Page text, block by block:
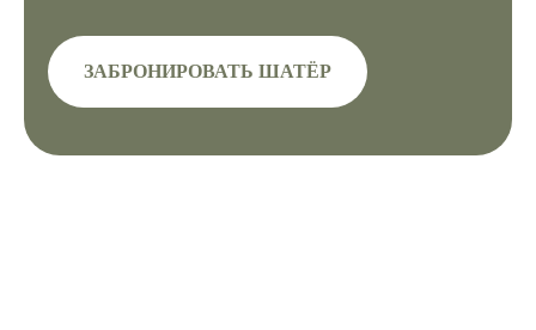
ЗАБРОНИРОВАТЬ ШАТЁР